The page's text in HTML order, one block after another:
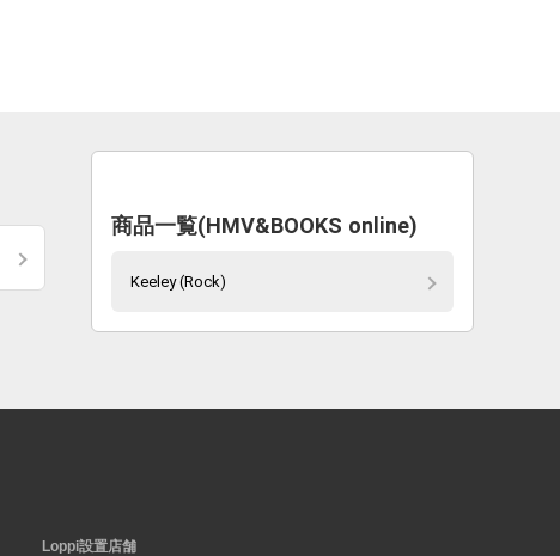
商品一覧(HMV&BOOKS online)
Keeley (Rock)
Loppi設置店舗